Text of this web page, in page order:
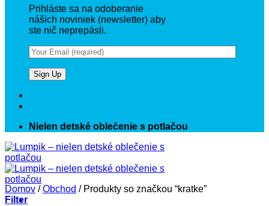
Prihláste sa na odoberanie
nášich noviniek (newsletter) aby
ste nič neprepásli.
Nielen detské oblečenie s potlačou
Domov / Obchod /Produkty so značkou “kratke”
Filter